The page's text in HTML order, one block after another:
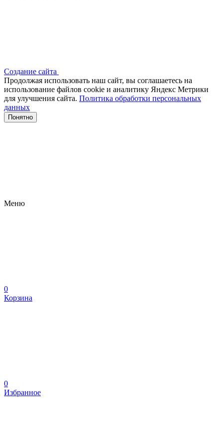
Создание сайта
Продолжая использовать наш сайт, вы соглашаетесь на
использование файлов сооkіе и аналитику Яндекс Метрики
для улучшения сайта. Политика обработки персональных
данных
Понятно
Меню
0
Корзина
0
Избранное